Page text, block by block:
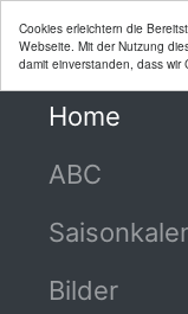
Cookies erleichtern die
Webseite. Mit der Nutzung
damit einverstanden, dass wir
Home
ABC
Bilder